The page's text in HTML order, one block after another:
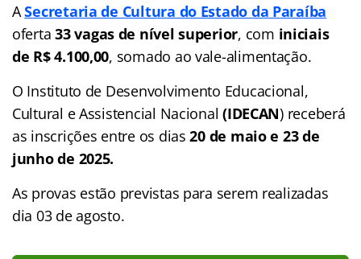
ASecretaria de Cultura do Estado da Paraíba
oferta33 vagas de nível superior, com iniciais
de R$ 4.100,00, somado ao vale-alimentação.
O Instituto de Desenvolvimento Educacional,
Cultural e Assistencial Nacional(IDECAN) receberá
as inscrições entre os dias20 de maio e 23 de
junho de 2025.
As provas estão previstas para serem realizadas
dia 03 de agosto.